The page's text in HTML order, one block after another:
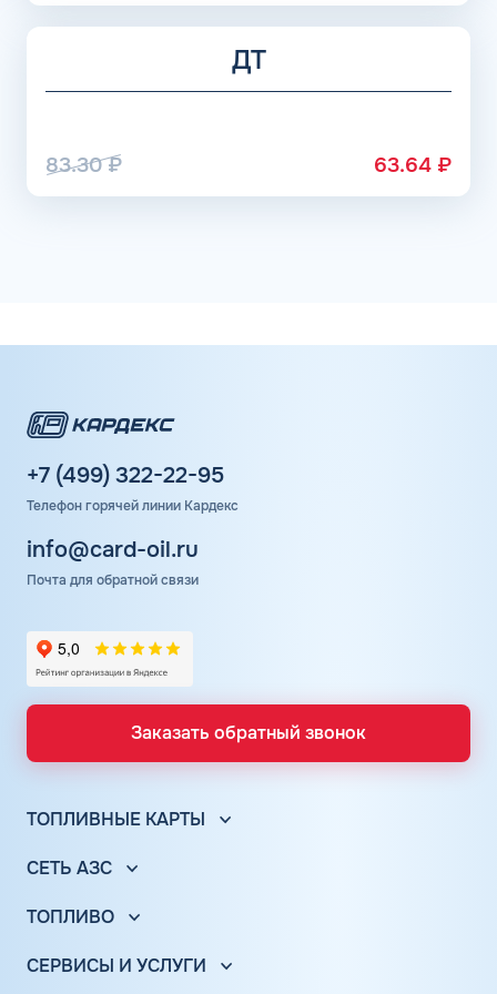
ДТ
83.30₽ 63.64 ₽
+7 (499) 322-22-95
Телефон горячей линии Кардекс
info@card-oil.ru
Почта для обратной связи
Заказать обратный звонок
ТОПЛИВНЫЕ КАРТЫ
Топливные карты КАРДЕКС
Топливные карты Лукойл
Топливные карты Татнефть
СЕТЬ АЗС
АЗС Лукойл
АЗС Газпромнефть
ТОПЛИВО
Бензин
СЕРВИСЫ И УСЛУГИ